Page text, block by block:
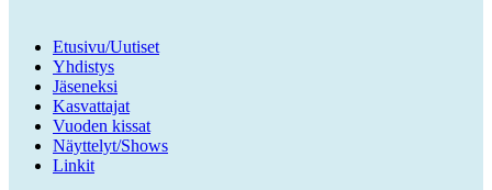
Etusivu/Uutiset
Yhdistys
Jäseneksi
Kasvattajat
Vuoden kissat
Näyttelyt/Shows
Linkit